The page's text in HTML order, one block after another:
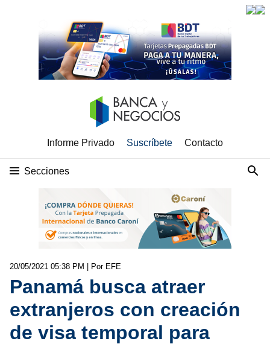
Informe Privado Suscríbete Contacto
Secciones
20/05/2021 05:38 PM | Por EFE
Panamá busca atraer
extranjeros con creación
de visa temporal para